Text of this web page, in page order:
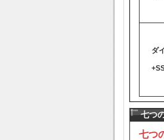
ダ
七つ
七つ